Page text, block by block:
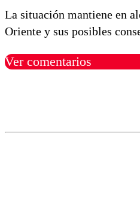
La situación mantiene en
Oriente y sus posibles
Ver comentarios